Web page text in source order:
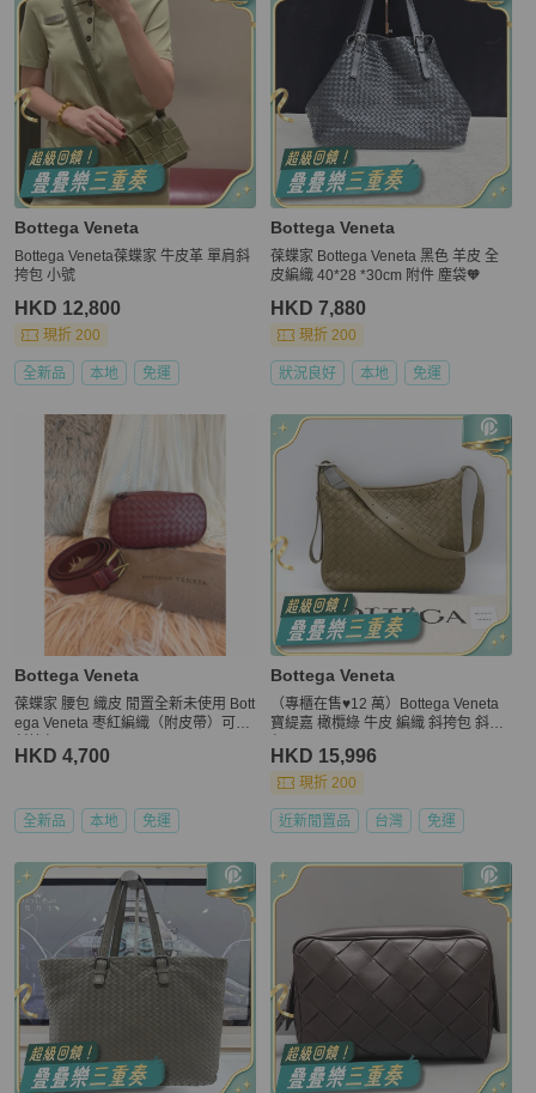
Bottega Veneta
Bottega Veneta葆蝶家 牛皮革 單肩斜
挎包 小號
HKD 12,800
現折 200
全新品 本地 免運
Bottega Veneta
葆蝶家 Bottega Veneta 黑色 羊皮 全
皮編織 40*28 *30cm 附件 塵袋🧡
HKD 7,880
現折 200
狀況良好 本地 免運
Bottega Veneta
葆蝶家 腰包 織皮 閒置全新未使用 Bott
ega Veneta 枣紅編織（附皮帶）可做
HKD 4,700
全新品 本地 免運
Bottega Veneta
（專櫃在售♥️12 萬）Bottega Veneta
寶緹嘉 橄欖綠 牛皮 編織 斜挎包 斜背
HKD 15,996
現折 200
近新閒置品 台灣 免運